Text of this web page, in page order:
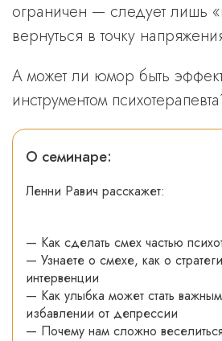
ограничен — следует лишь
вернуться в точку
А может ли юмор быть
инструментом
О семинаре:
Ленни Равич расскажет:
— Как сделать смех частью
— Узнаете о смехе, как о
интервенции
— Как улыбка может стать
избавлении от депрессии
— Почему нам сложно